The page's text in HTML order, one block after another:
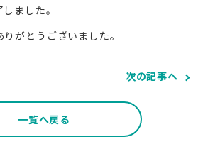
ました。
がとうございました。
一覧へ戻る
次の記事へ